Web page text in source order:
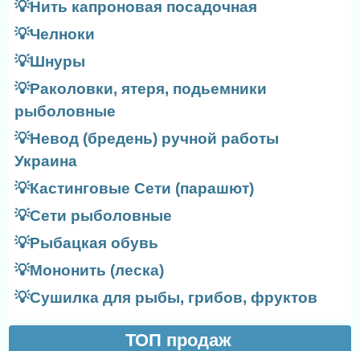
💡Нить капроновая посадочная
💡Челноки
💡Шнуры
💡Раколовки, ятеря, подьемники
рыболовные
💡Невод (бредень) ручной работы
Украина
💡Кастинговые Сети (парашют)
💡Сети рыболовные
💡Рыбацкая обувь
💡Мононить (леска)
💡Сушилка для рыбы, грибов, фруктов
ТОП продаж